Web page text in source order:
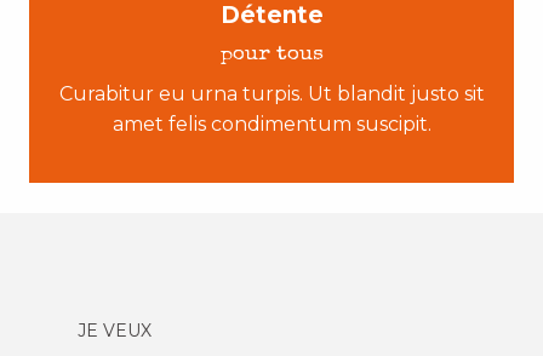
Détente
pour tous
Curabitur eu urna turpis. Ut blandit justo sit
amet felis condimentum suscipit.
JE VEUX